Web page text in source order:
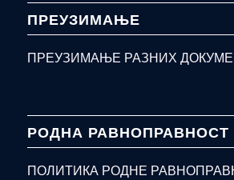
ПРЕУЗИМАЊЕ
ПРЕУЗИМАЊЕ РАЗНИХ
РОДНА РАВНОПРАВНОСТ
ПОЛИТИКА РОДНЕ